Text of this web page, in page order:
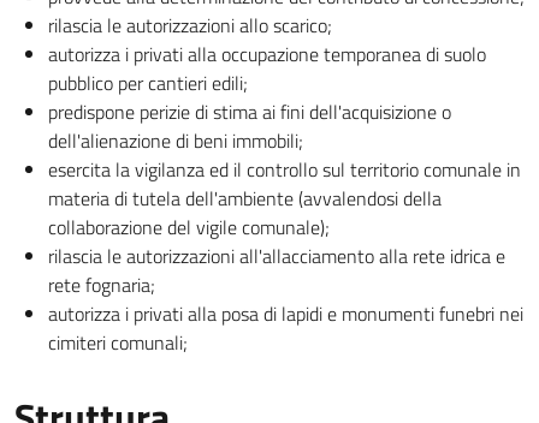
rilascia le autorizzazioni allo scarico;
autorizza i privati alla occupazione temporanea di suolo
pubblico per cantieri edili;
predispone perizie di stima ai fini dell'acquisizione o
dell'alienazione di beni immobili;
esercita la vigilanza ed il controllo sul territorio comunale in
materia di tutela dell'ambiente (avvalendosi della
collaborazione del vigile comunale);
rilascia le autorizzazioni all'allacciamento alla rete idrica e
rete fognaria;
autorizza i privati alla posa di lapidi e monumenti funebri nei
cimiteri comunali;